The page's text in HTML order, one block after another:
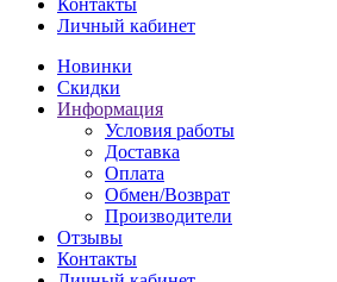
Контакты
Личный кабинет
Новинки
Скидки
Информация
Условия работы
Доставка
Оплата
Обмен/Возврат
Производители
Отзывы
Контакты